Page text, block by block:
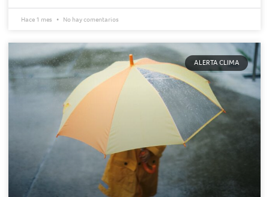
Hace 1 mes No hay comentarios
ALERTA CLIMA